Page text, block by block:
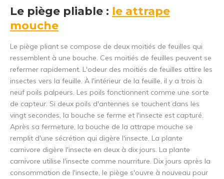
Le piège pliable : le attrape
mouche
Le piège pliant se compose de deux moitiés de feuilles qui
ressemblent à une bouche. Ces moitiés de feuilles peuvent se
refermer rapidement. L'odeur des moitiés de feuilles attire les
insectes vers la feuille. À l'intérieur de la feuille, il y a trois à
neuf poils palpeurs. Les poils fonctionnent comme une sorte
de capteur. Si deux poils d'antennes se touchent dans les
vingt secondes, la bouche se ferme et l'insecte est capturé.
Après sa fermeture, la bouche de la attrape mouche se
remplit d'une sécrétion qui digère l'insecte. La plante
carnivore digère l'insecte en deux à dix jours. La plante
carnivore utilise l'insecte comme nourriture. Dix jours après la
consommation de l'insecte, le piège s'ouvre à nouveau pour